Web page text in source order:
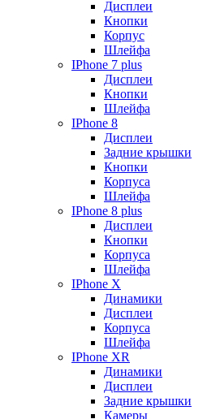
Дисплеи
Кнопки
Корпус
Шлейфа
IPhone 7 plus
Дисплеи
Кнопки
Шлейфа
IPhone 8
Дисплеи
Задние крышки
Кнопки
Корпуса
Шлейфа
IPhone 8 plus
Дисплеи
Кнопки
Корпуса
Шлейфа
IPhone X
Динамики
Дисплеи
Корпуса
Шлейфа
IPhone XR
Динамики
Дисплеи
Задние крышки
Камеры